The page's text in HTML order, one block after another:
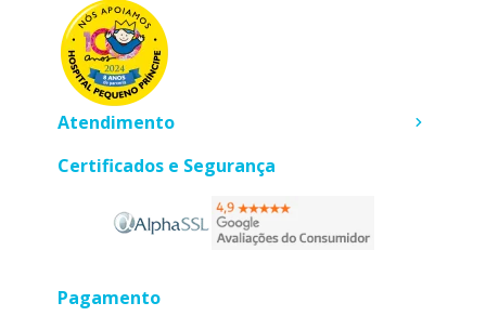
Atendimento
Certificados e Segurança
Pagamento